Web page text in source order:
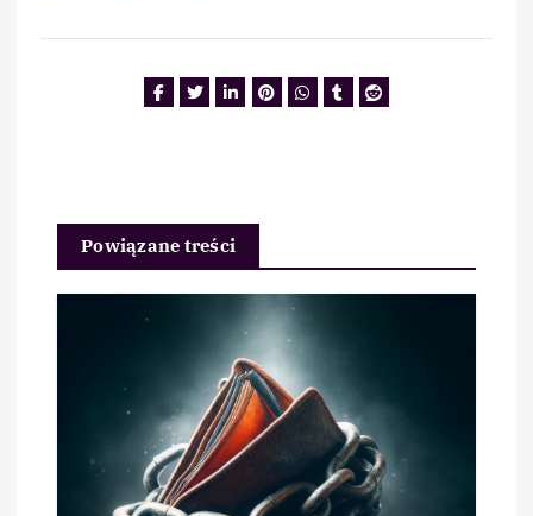
Powiązane treści